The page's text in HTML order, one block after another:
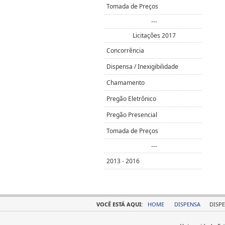
Tomada de Preços
---
Licitações 2017
Concorrência
Dispensa / Inexigibilidade
Chamamento
Pregão Eletrônico
Pregão Presencial
Tomada de Preços
---
2013 - 2016
VOCÊ ESTÁ AQUI: HOME DISPENSA